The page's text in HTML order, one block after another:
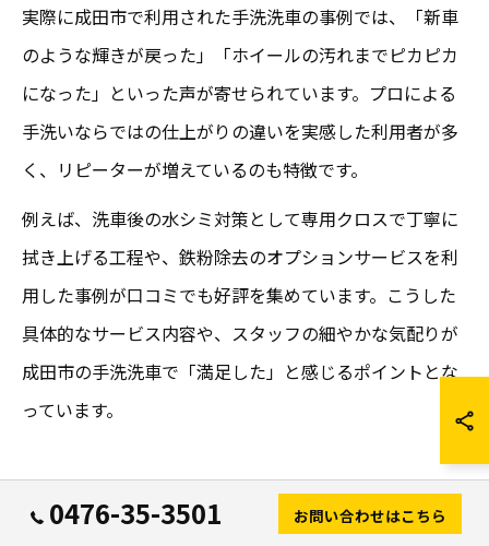
実際に成田市で利用された手洗洗車の事例では、「新車
のような輝きが戻った」「ホイールの汚れまでピカピカ
になった」といった声が寄せられています。プロによる
手洗いならではの仕上がりの違いを実感した利用者が多
く、リピーターが増えているのも特徴です。
例えば、洗車後の水シミ対策として専用クロスで丁寧に
拭き上げる工程や、鉄粉除去のオプションサービスを利
用した事例が口コミでも好評を集めています。こうした
具体的なサービス内容や、スタッフの細やかな気配りが
成田市の手洗洗車で「満足した」と感じるポイントとな
っています。
高評価口コミが支持する成田市の洗
0476-35-3501 お問い合わせはこちら